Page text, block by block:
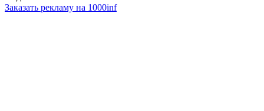
Заказать рекламу на 1000inf